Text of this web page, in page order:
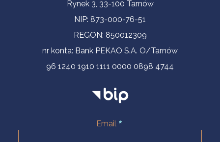
Rynek 3, 33-100 Tarnów
NIP: 873-000-76-51
REGON: 850012309
nr konta: Bank PEKAO S.A. O/Tarnów
96 1240 1910 1111 0000 0898 4744
Email